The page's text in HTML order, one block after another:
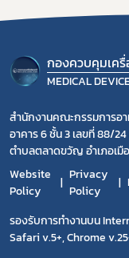
กองควบคุมเค
MEDICAL
สำนักงานคณะกรรมการอา
อาคาร 6 ชั้น 3 เลขที่ 88/
ตำบลตลาดขวัญ อำเภอเมื
Website
Policy
Privacy
Policy
รองรับการทำงานบน
Safari v.5+, Chrome